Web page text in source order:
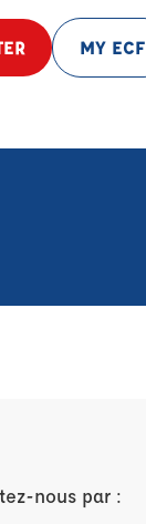
MY ECF
nous par :